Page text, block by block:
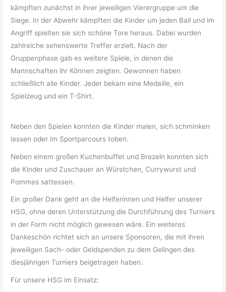
kämpften zunächst in ihrer jeweiligen Vierergruppe um die
Siege. In der Abwehr kämpften die Kinder um jeden Ball und im
Angriff spielten sie sich schöne Tore heraus. Dabei wurden
zahlreiche sehenswerte Treffer erzielt. Nach der
Gruppenphase gab es weitere Spiele, in denen die
Mannschaften ihr Können zeigten. Gewonnen haben
schließlich alle Kinder. Jeder bekam eine Medaille, ein
Spielzeug und ein T-Shirt.
Neben den Spielen konnten die Kinder malen, sich schminken
lassen oder im Sportparcours toben.
Neben einem großen Kuchenbuffet und Brezeln konnten sich
die Kinder und Zuschauer an Würstchen, Currywurst und
Pommes sattessen.
Ein großer Dank geht an die Helferinnen und Helfer unserer
HSG, ohne deren Unterstützung die Durchführung des Turniers
in der Form nicht möglich gewesen wäre. Ein weiteres
Dankeschön richtet sich an unsere Sponsoren, die mit ihren
jeweiligen Sach- oder Geldspenden zu dem Gelingen des
diesjährigen Turniers beigetragen haben.
Für unsere HSG im Einsatz: